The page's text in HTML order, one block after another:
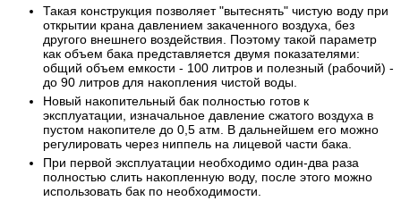
Такая конструкция позволяет "вытеснять" чистую воду при
открытии крана давлением закаченного воздуха, без
другого внешнего воздействия. Поэтому такой параметр
как объем бака представляется двумя показателями:
общий объем емкости - 100 литров и полезный (рабочий) -
до 90 литров для накопления чистой воды.
Новый накопительный бак полностью готов к
эксплуатации, изначальное давление сжатого воздуха в
пустом накопителе до 0,5 атм. В дальнейшем его можно
регулировать через ниппель на лицевой части бака.
При первой эксплуатации необходимо один-два раза
полностью слить накопленную воду, после этого можно
использовать бак по необходимости.